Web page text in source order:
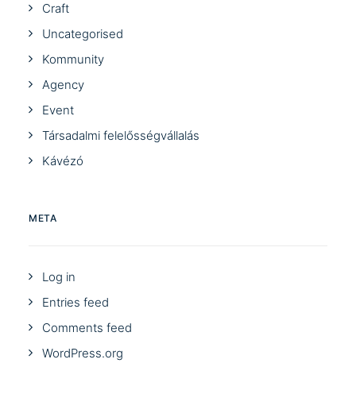
Craft
Uncategorised
Kommunity
Agency
Event
Társadalmi felelősségvállalás
Kávézó
META
Log in
Entries feed
Comments feed
WordPress.org